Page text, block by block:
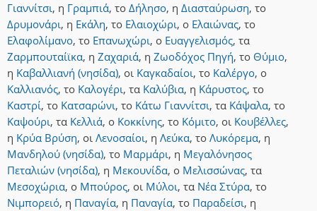
Γιαννίτσι, η Γραμπιά, το Δήλησο, η Διασταύρωση, το
Δρυμονάρι, η Εκάλη, το Ελαιοχώρι, ο Ελαιώνας, το
Ελαφολίμανο, το Επανωχώρι, ο Ευαγγελισμός, τα
Ζαρμπουταίϊκα, η Ζαχαριά, η Ζωοδόχος Πηγή, το Θύμιο,
η Καβαλλιανή (νησίδα), οι Καγκαδαίοι, το Καλέργο, ο
Καλλιανός, το Καλογέρι, τα Καλύβια, η Κάρυστος, το
Καστρί, το Κατσαρώνι, το Κάτω Γιαννίτσι, τα Κάψαλα, το
Καψούρι, τα Κελλιά, ο Κοκκίνης, το Κόμιτο, οι Κουβέλλες,
η Κρύα Βρύση, οι Λενοσαίοι, η Λεύκα, το Λυκόρεμα, η
Μανδηλού (νησίδα), το Μαρμάρι, η Μεγαλόνησος
Πεταλιών (νησίδα), η Μεκουνίδα, ο Μελισσώνας, τα
Μεσοχώρια, ο Μπούρος, οι Μύλοι, τα Νέα Στύρα, το
Νιμπορειό, η Παναγία, η Παναγία, το Παραδείσι, η